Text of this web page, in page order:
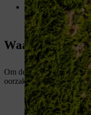
Grote openingen
stengels van de
methode duurt
Waarom
Om de gaten en
oorzaken waardoor je